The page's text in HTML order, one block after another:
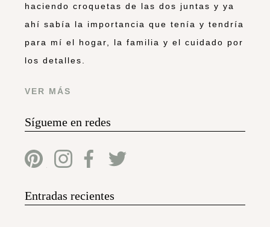
haciendo croquetas de las dos juntas y ya
ahí sabía la importancia que tenía y tendría
para mí el hogar, la familia y el cuidado por
los detalles.
VER MÁS
Sígueme en redes
Entradas recientes